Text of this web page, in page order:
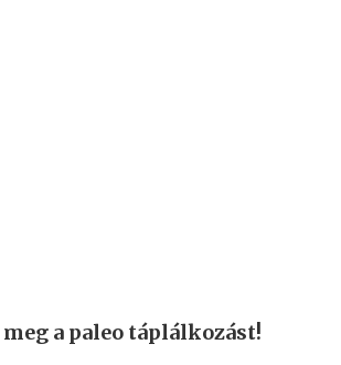
a paleo táplálkozást!